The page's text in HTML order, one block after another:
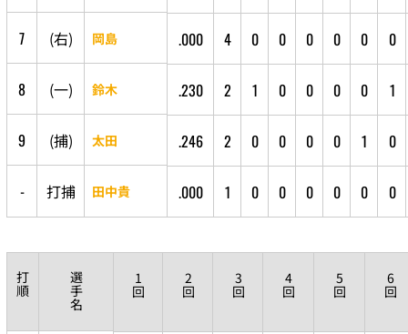
7 (右) 岡島 .000 4 0 0 0 0 0 0
8 (一) 鈴木 .230 2 1 0 0 0 0 1
9 (捕) 太田 .246 2 0 0 0 0 1 0
- 打捕 田中貴 .000 1 0 0 0 0 0 0
打
順
選
手
名
1
回
2
回
3
回
4
回
5
回
6
回